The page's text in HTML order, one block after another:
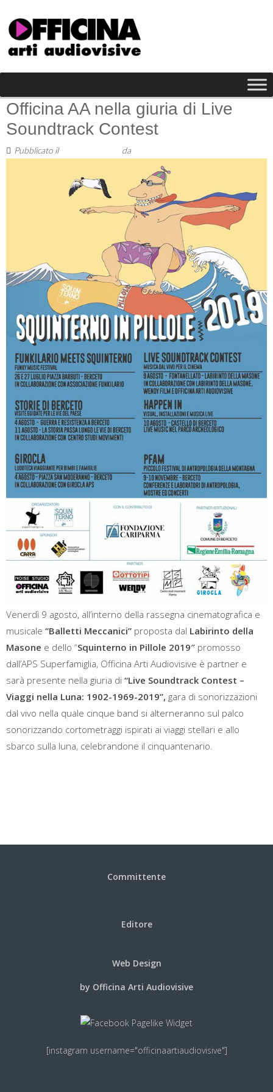
Officina AA nella giuria di Live
Soundtrack Contest
Pubblicato il da
Venerdì 9 agosto, all’interno della rassegna cinematografica e
musicale “Balletti Meccanici” proposta dal Labirinto della
Masone e dello “Squinterno in Pillole 2019″ promosso
dall’APS Superfamiglia, Officina Arti Audiovisive è partner e
sarà presente nella giuria di “Live Soundtrack Contest –
Viaggi nella Luna: 1902-1969-2019”, gara di sonorizzazioni
dal vivo nella quale cinque band si alterneranno sul palco
sonorizzando cortometraggi ispirati ai viaggi stellari e allo
sbarco sulla luna, celebrandone il cinquantenario.
Committente
Editore
Web Design
by Officina Arti Audiovisive
[instagram username="officinaartiaudiovisive"]